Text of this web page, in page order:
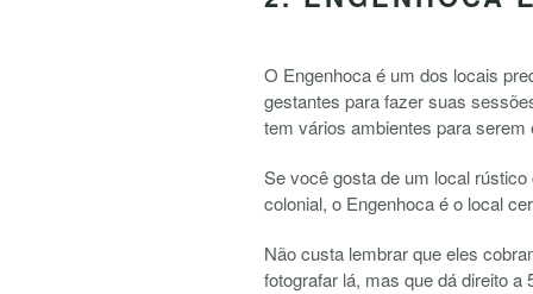
O Engenhoca é um dos locais
gestantes para fazer suas
tem vários ambientes para
Se você gosta de um local
colonial, o Engenhoca é o local
Não custa lembrar que eles
fotografar lá, mas que dá direito